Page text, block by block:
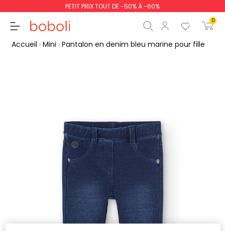
PETIT PRIX TOUT DE -50% À -60%
0
poursuit Commencer la
Accueil Mini Pantalon en denim bleu marine pour fille